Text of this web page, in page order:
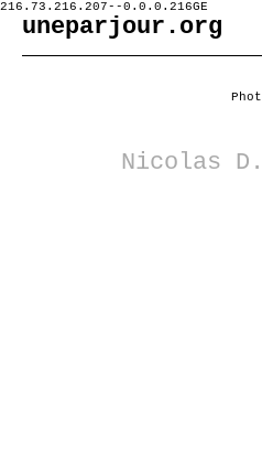
216.73.216.207--0.0.0.216GE
uneparjour.org
Nicolas